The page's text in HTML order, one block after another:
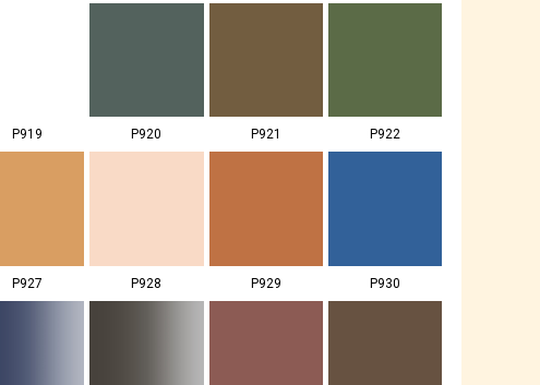
P919 P920 P921 P922
P927 P928 P929 P930